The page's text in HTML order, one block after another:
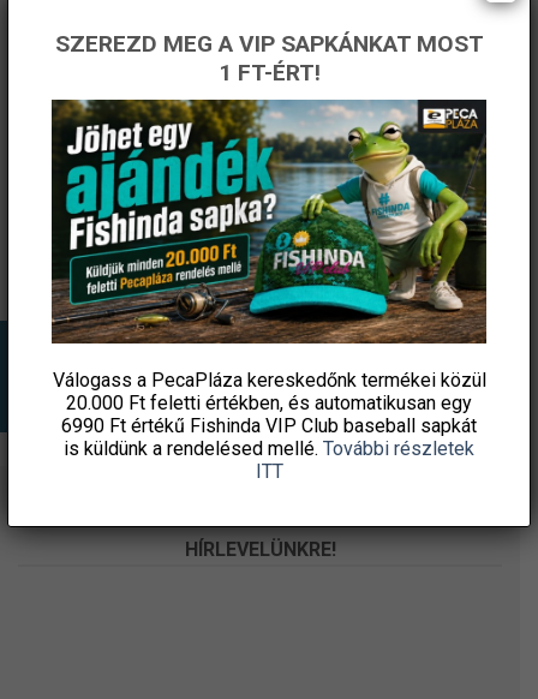
BASEBALL CAP
6 990Ft
Fishingoutlet
KOSÁRBA TESZEM
Neoprén kesztyű Delphin
NeoFLIX béléssel – XL
7 737 Ft Original
price
was:
7
737 Ft.
6 576FtCurrent
price
is:
576 Ft.
Fishingoutlet
KOSÁRBA TESZEM
HÍRLEVELÜNKRE!
SZEREZD MEG A VIP SAPKÁNKAT MOST
1 FT-ÉRT!
Válogass a PecaPláza kereskedőnk termékei közül
20.000 Ft feletti értékben, és automatikusan egy
6990 Ft értékű Fishinda VIP Club baseball sapkát
is küldünk a rendelésed mellé. További részletek
ITT